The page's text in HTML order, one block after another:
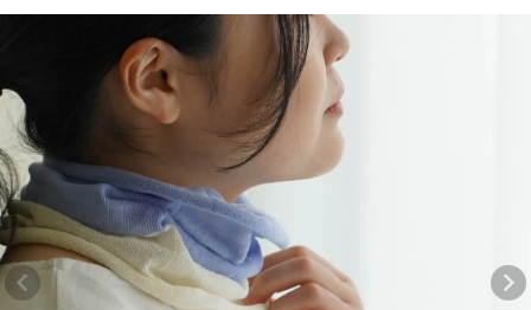
ログイン お気に入り
いとをかし 和紙×
綿のネックカバー
2,420円